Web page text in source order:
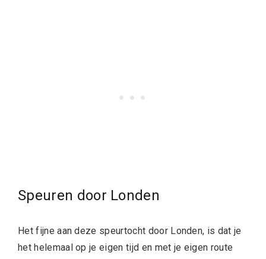
Speuren door Londen
Het fijne aan deze speurtocht door Londen, is dat je
het helemaal op je eigen tijd en met je eigen route